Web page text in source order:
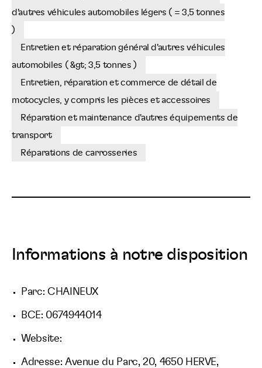
d'autres véhicules automobiles légers ( = 3,5 tonnes
)
Entretien et réparation général d'autres véhicules
automobiles ( &gt; 3,5 tonnes )
Entretien, réparation et commerce de détail de
motocycles, y compris les pièces et accessoires
Réparation et maintenance d'autres équipements de
transport
Réparations de carrosseries
Informations à notre disposition
Parc: CHAINEUX
BCE: 0674944014
Website:
Adresse: Avenue du Parc, 20, 4650 HERVE,